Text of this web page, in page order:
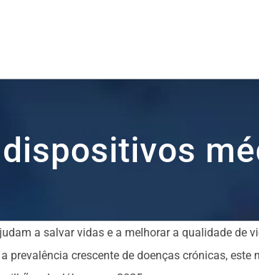
a salvar vidas e a melhorar a qualidade de
crescente de doenças crónicas, este